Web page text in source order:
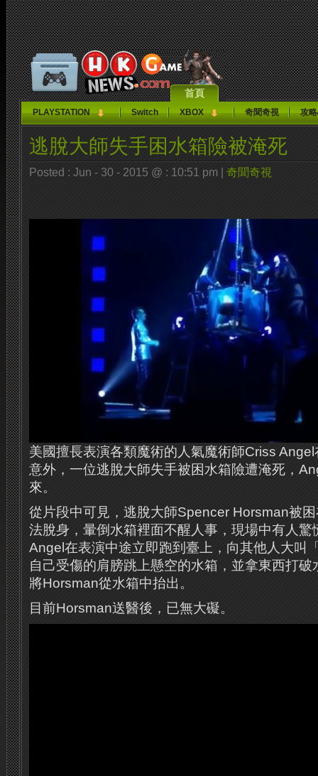
首頁
PLAYSTATION Switch XBOX 奇聞奇視 攻
逃脫大師失手困水箱險被淹死
Posted : Jun - 30 - 2015 @ : 10:51 pm | 奇聞奇視
美國擅長表演各類魔術的人氣魔術師Criss
意外，一位逃脫大師失手被困水箱險遭淹死，
來。
從片段中可見，逃脫大師Spencer Horsman被
法脫身，暈倒水箱裡面不醒人事，現場中有人驚
Angel在表演中途立即跑到臺上，向其他人大叫
自己受傷的肩膀跳上懸空的水箱，並拿東西打
將Horsman從水箱中抬出。
目前Horsman送醫後，已無大礙。